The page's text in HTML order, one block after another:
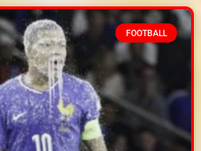
FOOTBALL